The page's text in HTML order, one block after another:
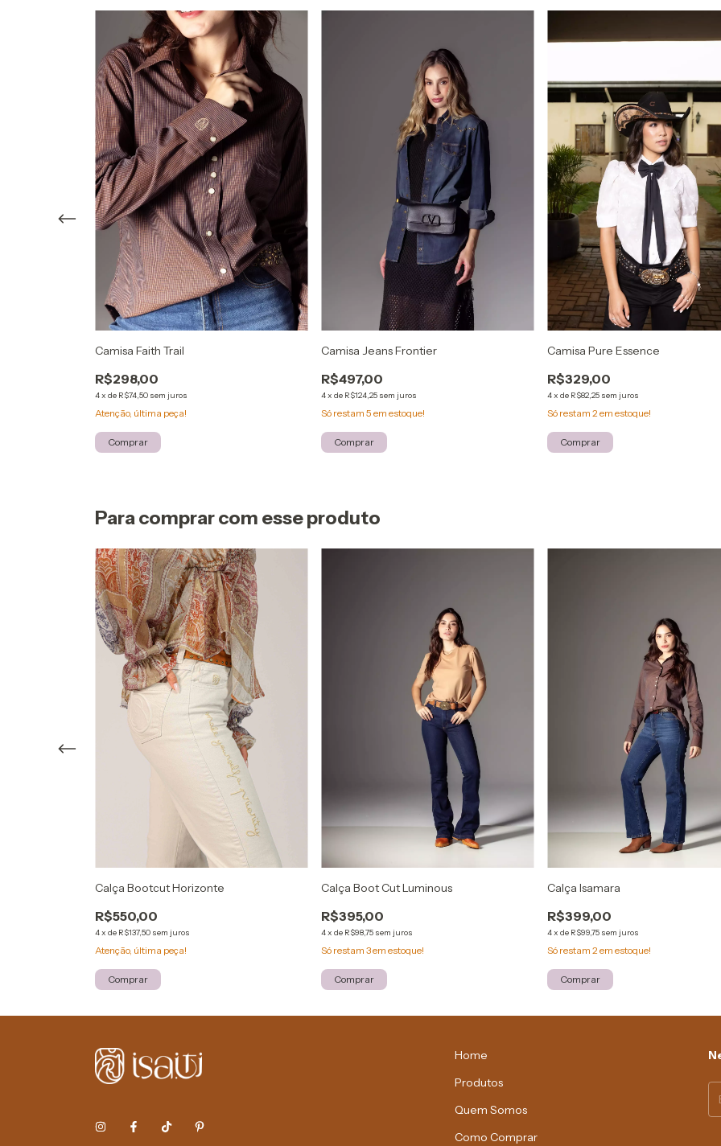
Camisa Faith Trail
R$298,00
4x de R$74,50 sem juros
Atenção, última peça!
Comprar
Camisa Jeans Frontier
R$497,00
4x de R$124,25 sem juros
Só restam 5 em estoque!
Comprar
Camisa Pure Essence
R$329,00
4x de R$82,25 sem juros
Só restam 2 em estoque!
Comprar
Para comprar com esse produto
Calça Bootcut Horizonte
R$550,00
4x de R$137,50 sem juros
Atenção, última peça!
Comprar
Calça Boot Cut Luminous
R$395,00
4x de R$98,75 sem juros
Só restam 3em estoque!
Comprar
Calça Isamara
R$399,00
4x de R$99,75 sem juros
Só restam 2em estoque!
Comprar
Home
Produtos
Quem Somos
Como Comprar